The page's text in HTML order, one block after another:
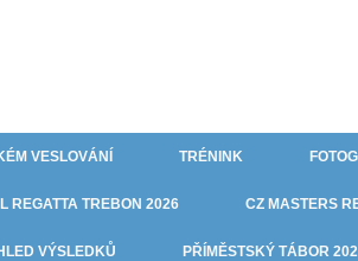
VESLOVÁNÍ TRÉNINK
REGATTA TREBON 2026 CZ MASTERS
VÝSLEDKŮ PŘÍMĚSTSKÝ TÁBOR